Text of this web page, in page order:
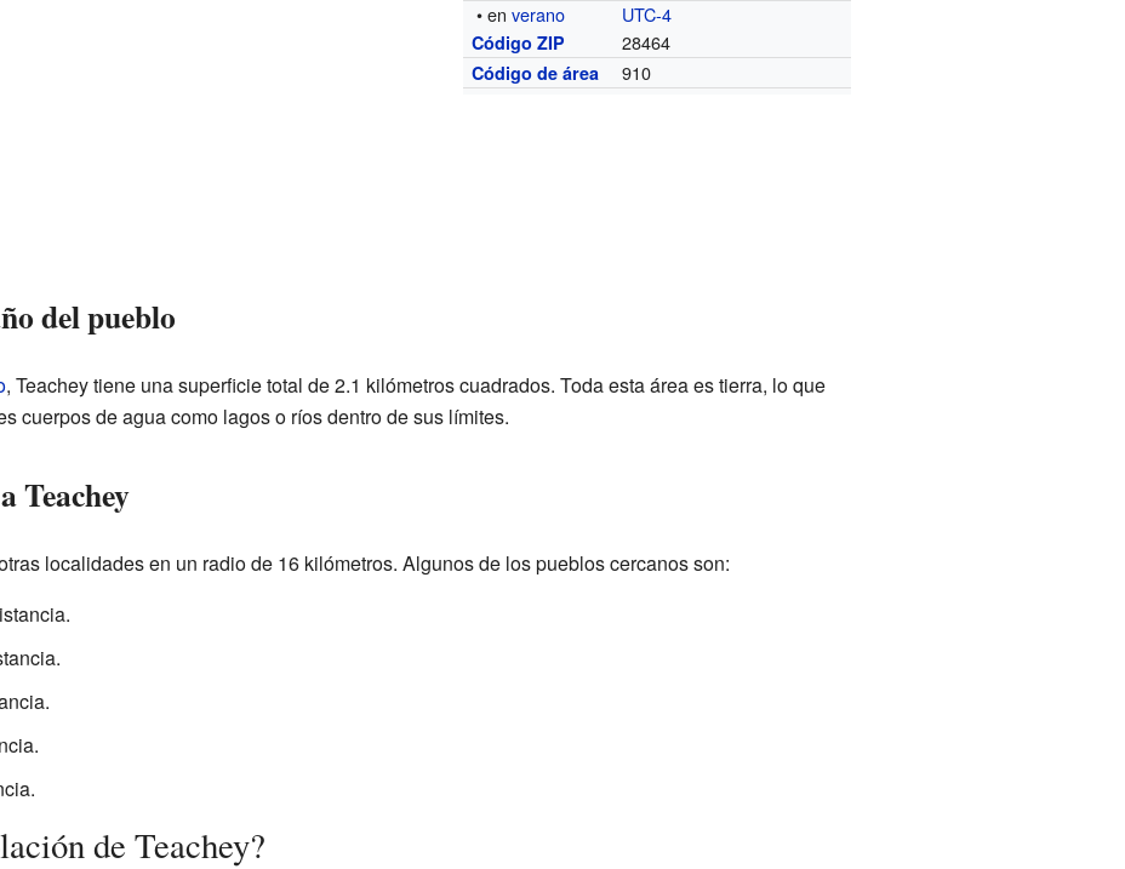
• enverano UTC-4
Código ZIP 28464
Código de área 910
del pueblo
, Teachey tiene una superficie total de 2.1 kilómetros cuadrados. Toda esta área es tierra, lo que
cuerpos de agua como lagos o ríos dentro de sus límites.
Teachey
localidades en un radio de 16 kilómetros. Algunos de los pueblos cercanos son:
de Teachey?